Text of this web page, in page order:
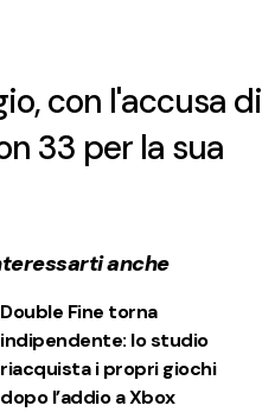
con l'accusa di
33 per la sua
anche
Double Fine torna
indipendente: lo studio
riacquista i propri giochi
dopo l’addio a Xbox